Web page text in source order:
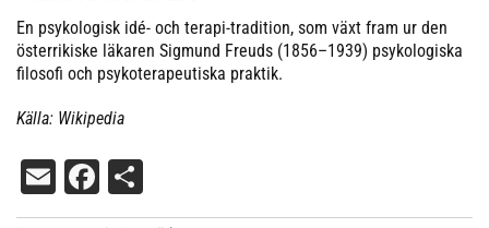
En psykologisk idé- och terapi-tradition, som växt fram ur den
österrikiske läkaren Sigmund Freuds (1856–1939) psykologiska
filosofi och psykoterapeutiska praktik.
Källa: Wikipedia
EmailFacebook